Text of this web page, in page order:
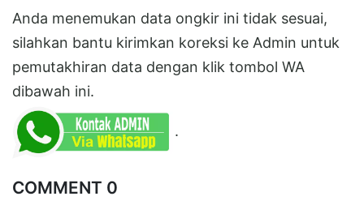
Anda menemukan data ongkir ini tidak sesuai,
silahkan bantu kirimkan koreksi ke Admin untuk
pemutakhiran data dengan klik tombol WA
dibawah ini.
.
COMMENT 0